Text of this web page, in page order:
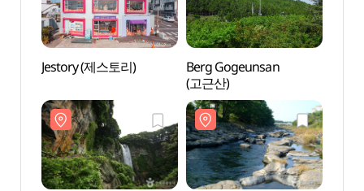
Jestory (제스토리)
Berg Gogeunsan
(고근산)